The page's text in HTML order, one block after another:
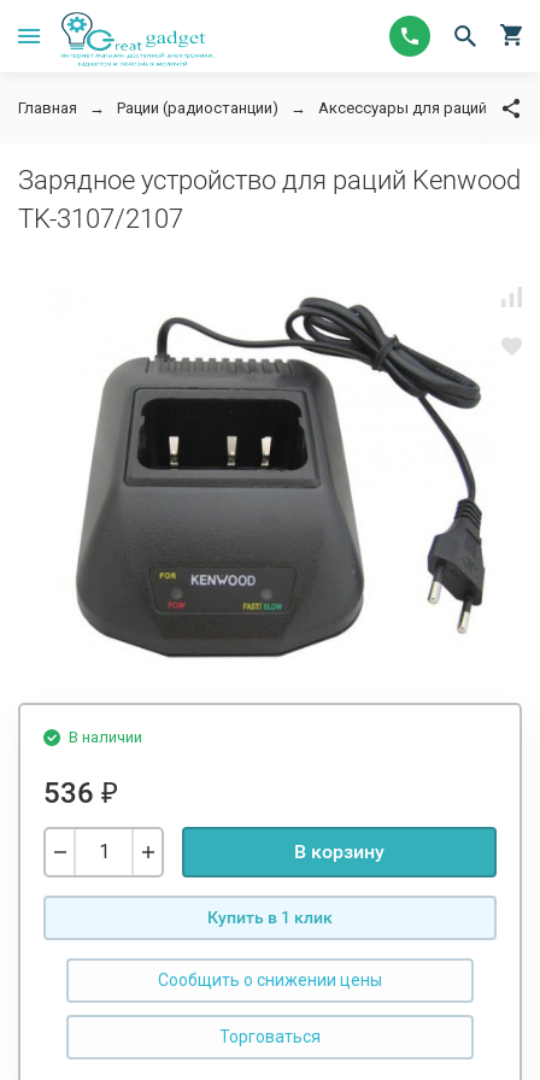
Главная Рации (радиостанции) Аксессуары для раций
Зарядное устройство для раций Kenwood
TK-3107/2107
В наличии
536 ₽
В корзину
Купить в 1 клик
Сообщить о снижении цены